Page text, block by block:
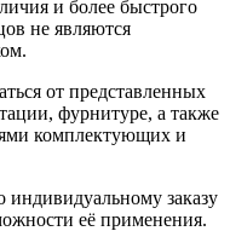
и более быстрого
не являются
от представленных
фурнитуре, а также
комплектующих и
заказу
её применения.